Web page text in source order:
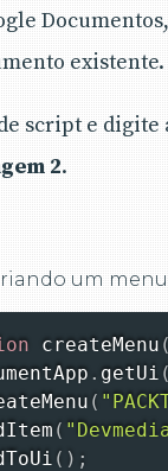
existente.
script e digite
2.
um
createMenu (
. getUi (
(
(
( ) ;